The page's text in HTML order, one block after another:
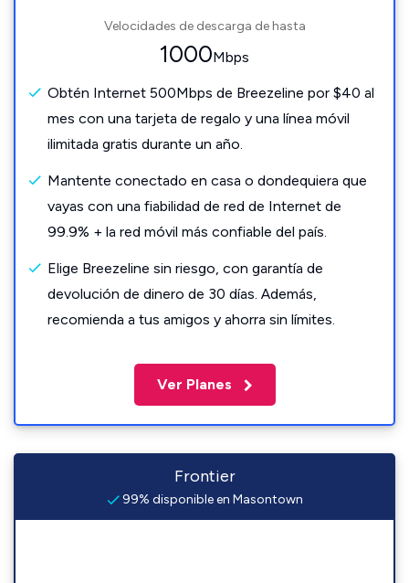
Velocidades de descarga de hasta
1000Mbps
Obtén Internet 500Mbps de Breezeline por $40 al
mes con una tarjeta de regalo y una línea móvil
ilimitada gratis durante un año.
Mantente conectado en casa o dondequiera que
vayas con una fiabilidad de red de Internet de
99.9% + la red móvil más confiable del país.
Elige Breezeline sin riesgo, con garantía de
devolución de dinero de 30 días. Además,
recomienda a tus amigos y ahorra sin límites.
Ver Planes
Frontier
99% disponible en Masontown